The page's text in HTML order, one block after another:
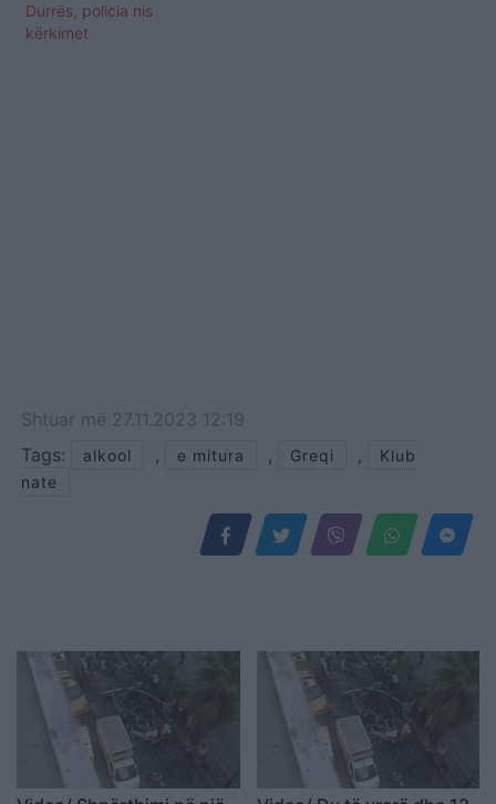
Durrës, policia nis
kërkimet
Shtuar më 27.11.2023 12:19
Tags:
alkool , e mitura , Greqi ,
Klub
nate